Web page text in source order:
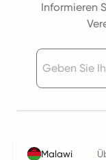
Informieren
Malawi